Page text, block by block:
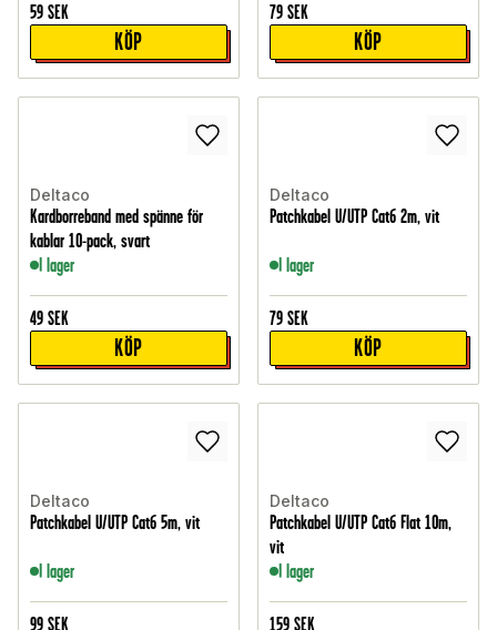
59 SEK
KÖP
79 SEK
KÖP
Deltaco
Kardborreband med spänne för
kablar 10-pack, svart
I lager
49 SEK
KÖP
Deltaco
Patchkabel U/UTP Cat6 2m, vit
I lager
79 SEK
KÖP
Deltaco
Patchkabel U/UTP Cat6 5m, vit
I lager
99 SEK
Deltaco
Patchkabel U/UTP Cat6 Flat 10m,
vit
I lager
159 SEK